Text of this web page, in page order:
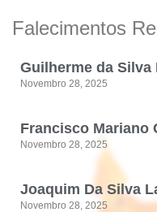
Falecimentos
Guilherme da Silva
Novembro 28, 2025
Francisco Mariano
Novembro 28, 2025
Joaquim Da Silva
Novembro 28, 2025